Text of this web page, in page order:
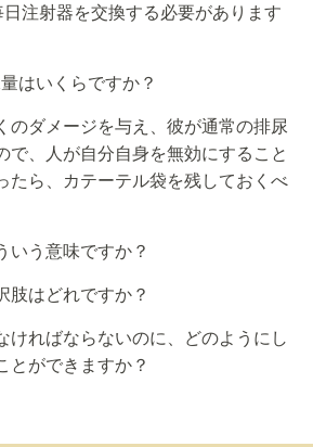
注射器を交換する必要があります
はいくらですか？
のダメージを与え、彼が通常の排尿
で、人が自分自身を無効にすること
たら、カテーテル袋を残しておくべ
いう意味ですか？
肢はどれですか？
ければならないのに、どのようにし
とができますか？